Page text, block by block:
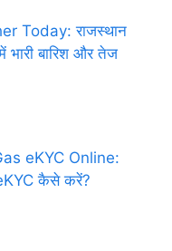
Today: राजस्थान
भारी बारिश और तेज
eKYC Online:
कैसे करें?